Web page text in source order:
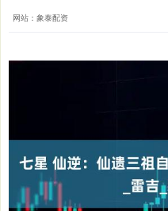
网站：象泰配资